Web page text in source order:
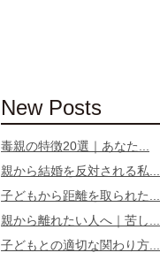
New Posts
毒親の特徴20選｜あなた...
親から結婚を反対される私...
子どもから距離を取られた...
親から離れたい人へ｜苦し...
子どもとの適切な関わり方...